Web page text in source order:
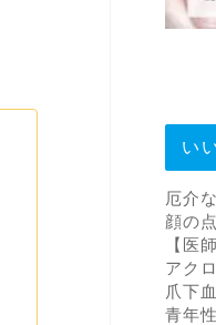
い
厄介
顔の
【医
アク
爪下
青年